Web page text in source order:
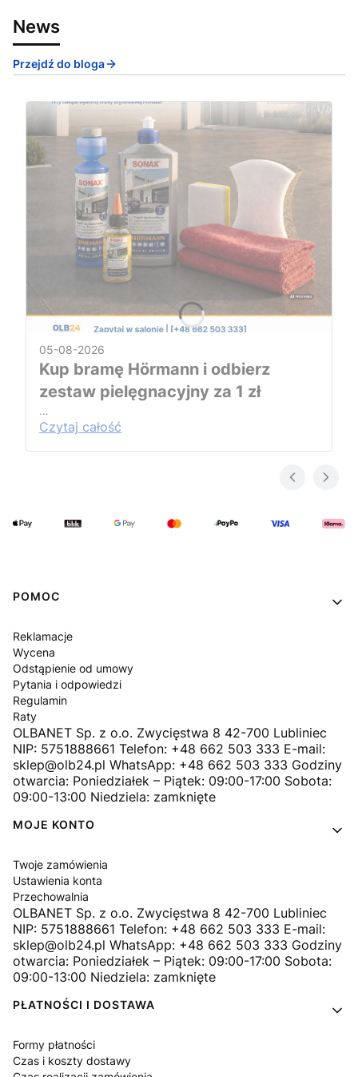
News
Przejdź do bloga
05-08-2026
Kup bramę Hörmann i odbierz
zestaw pielęgnacyjny za 1 zł
…
Czytaj całość
Linki w stopce
POMOC
Reklamacje
Wycena
Odstąpienie od umowy
Pytania i odpowiedzi
Regulamin
Raty
OLBANET Sp. z o.o. Zwycięstwa 8 42-700 Lubliniec
NIP: 5751888661 Telefon: +48 662 503 333 E-mail:
sklep@olb24.pl WhatsApp: +48 662 503 333 Godziny
otwarcia: Poniedziałek – Piątek: 09:00-17:00 Sobota:
09:00-13:00 Niedziela: zamknięte
MOJE KONTO
Twoje zamówienia
Ustawienia konta
Przechowalnia
OLBANET Sp. z o.o. Zwycięstwa 8 42-700 Lubliniec
NIP: 5751888661 Telefon: +48 662 503 333 E-mail:
sklep@olb24.pl WhatsApp: +48 662 503 333 Godziny
otwarcia: Poniedziałek – Piątek: 09:00-17:00 Sobota:
09:00-13:00 Niedziela: zamknięte
PŁATNOŚCI I DOSTAWA
Formy płatności
Czas i koszty dostawy